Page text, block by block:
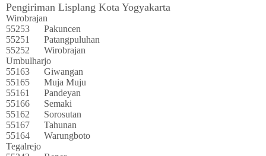
Pengiriman Lisplang Kota Yogyakarta
Wirobrajan
55253
Pakuncen
55251
Patangpuluhan
55252
Wirobrajan
Umbulharjo
55163
Giwangan
55165
Muja Muju
55161
Pandeyan
55166
Semaki
55162
Sorosutan
55167
Tahunan
55164
Warungboto
Tegalrejo